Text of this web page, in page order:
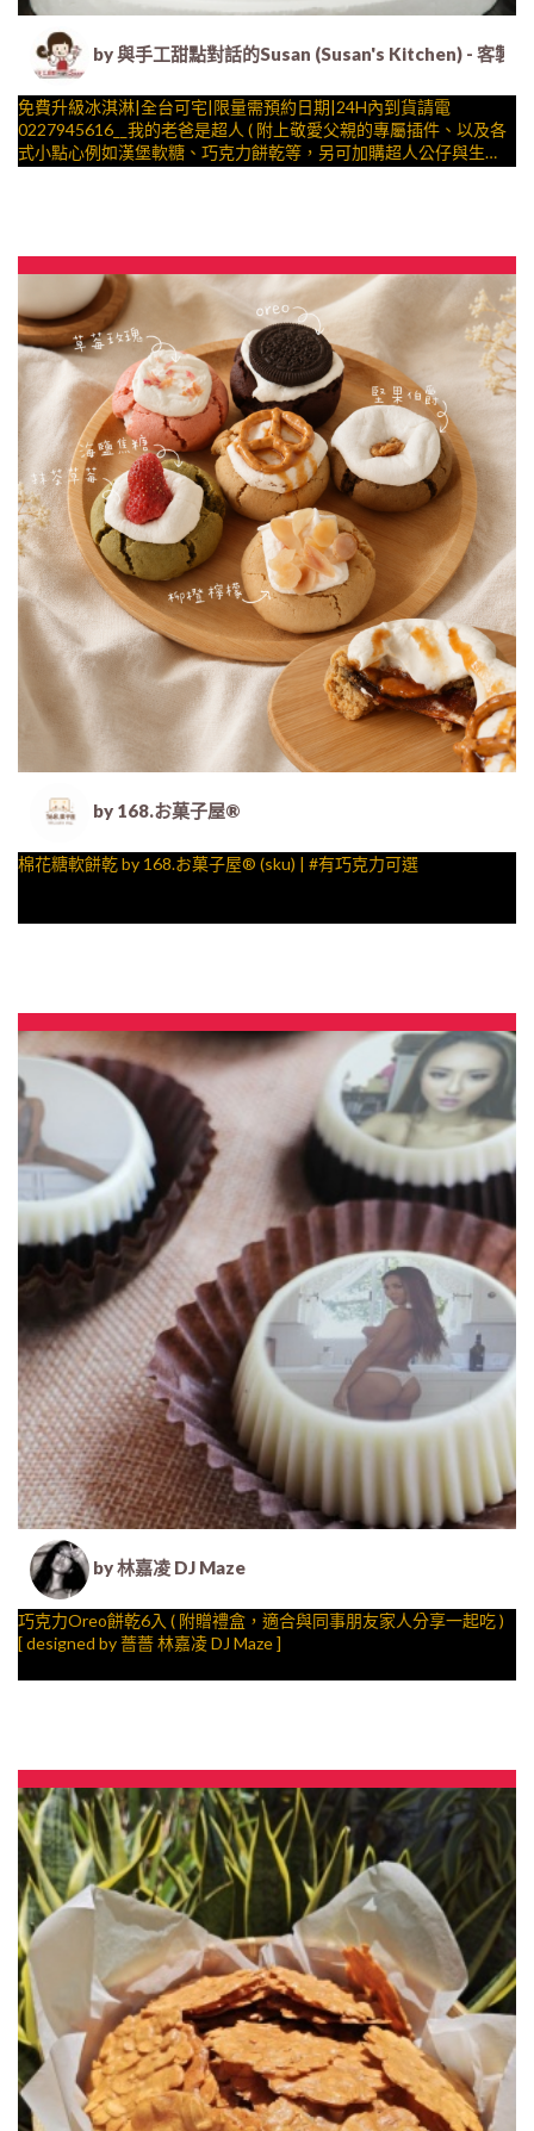
by 與手工甜點對話的Susan (Susan's Kitchen) - 客製
免費升級冰淇淋|全台可宅|限量需預約日期|24H內到貨請電
0227945616__我的老爸是超人 ( 附上敬愛父親的專屬插件、以及各
式小點心例如漢堡軟糖、巧克力餅乾等，另可加購超人公仔與生日
by 168.お菓子屋®
棉花糖軟餅乾 by 168.お菓子屋® (sku) | #有巧克力可選
by 林嘉凌 DJ Maze
巧克力Oreo餅乾6入 ( 附贈禮盒，適合與同事朋友家人分享一起吃 )
[ designed by 薔薔 林嘉凌 DJ Maze ]